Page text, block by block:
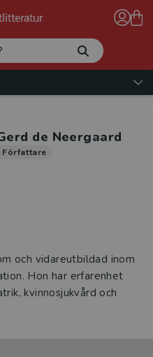
de Neergaard
Författare
och vidareutbildad inom
Hon har erfarenhet
kvinnosjukvård och